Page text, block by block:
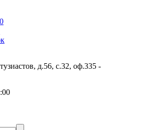
д.56, с.32, оф.335 -